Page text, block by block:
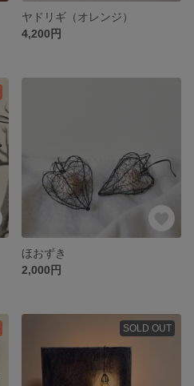
ヤドリギ（オレンジ）
4,200円
ほおずき
2,000円
SOLD OUT